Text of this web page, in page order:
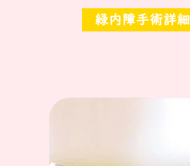
緑内障手術詳細